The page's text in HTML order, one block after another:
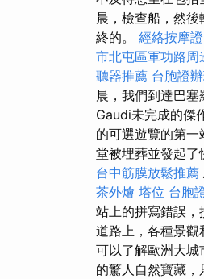
晨，檢查船，然
終的。 經絡按摩
市北屯區軍功路周
聽器推薦 台胞證
晨，我們到達巴
Gaudi未完成的傑
的可選遊覽的第一
堂被埋葬並發起了
台中筋膜放鬆推薦
茶外燴 塔位 台胞
站上的拼寫錯誤
道路上，各種景觀
可以了解歐洲大城
的驚人自然寶藏，